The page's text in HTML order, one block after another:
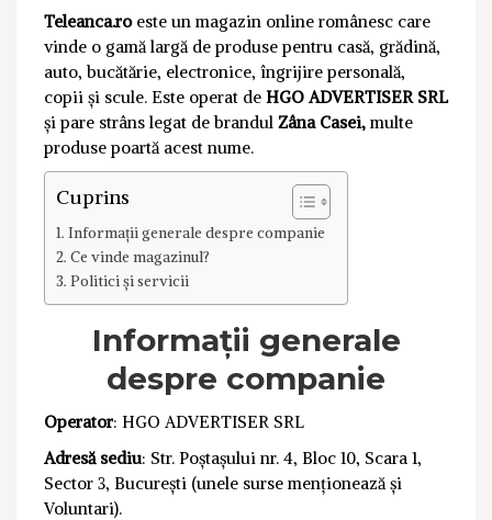
Teleanca.roeste un magazin online românesc care
vinde o gamă largă de produse pentru casă, grădină,
auto, bucătărie, electronice, îngrijire personală,
copii și scule. Este operat de HGO ADVERTISER SRL
și pare strâns legat de brandul Zâna Casei, multe
produse poartă acest nume.
Cuprins
Informații generale despre companie
Ce vinde magazinul?
Politici și servicii
Informații generale
despre companie
Operator: HGO ADVERTISER SRL
Adresă sediu: Str. Poștașului nr. 4, Bloc 10, Scara 1,
Sector 3, București (unele surse menționează și
Voluntari).